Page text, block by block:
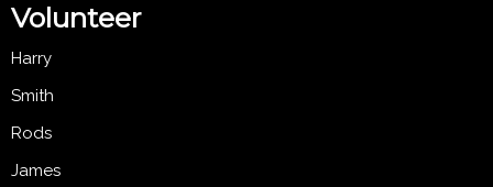
Volunteer
Harry
Smith
Rods
James